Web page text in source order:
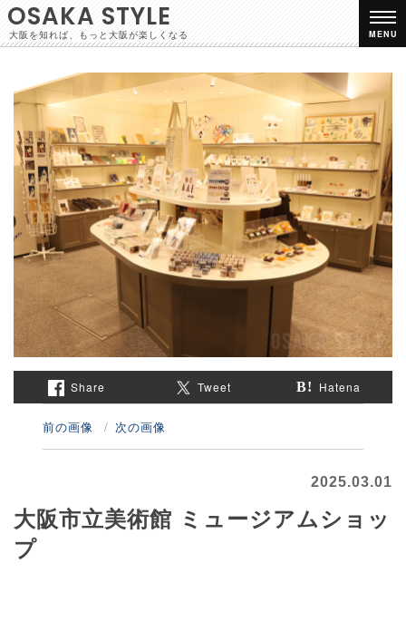
OSAKA STYLE
大阪を知れば、もっと大阪が楽しくなる MENU
Share Tweet Hatena
前の画像 次の画像
2025.03.01
大阪市立美術館 ミュージアムショッ
プ